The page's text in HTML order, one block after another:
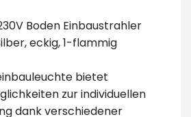
Boden Einbaustrahler
eckig, 1-flammig
bietet
zur individuellen
dank verschiedener